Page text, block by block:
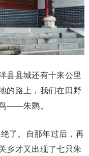
县县城还有十来公里
的路上，我们在田野
——朱鹮。
了。自那年过后，再
乡才又出现了七只朱